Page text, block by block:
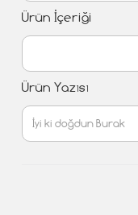
Ürün İçeriği
Ürün Yazısı